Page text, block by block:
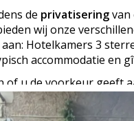
de privatiseringvan
wij onze
aan: Hotelkamers 3
accommodatie en
of u de voorkeur geeft
tweepersoonskamers
42 personen